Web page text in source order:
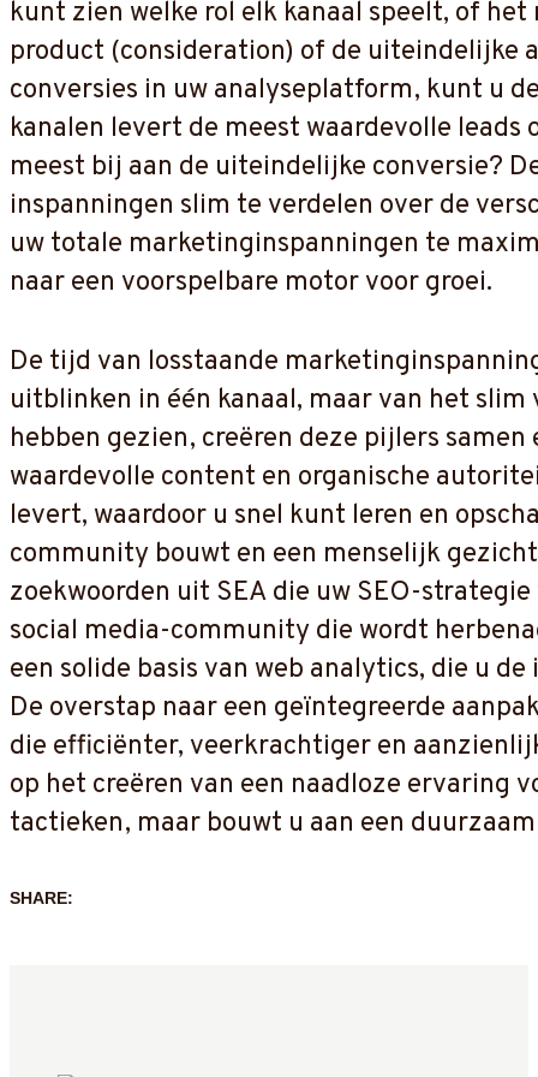
kunt zien welke rol elk kanaal speelt, of
product (consideration) of de uiteindelijke
conversies in uw analyseplatform, kunt u
kanalen levert de meest waardevolle
meest bij aan de uiteindelijke conversie?
inspanningen slim te verdelen over de
uw totale marketinginspanningen te
naar een voorspelbare motor voor groei.
De tijd van losstaande
uitblinken in één kanaal, maar van het slim
hebben gezien, creëren deze pijlers
waardevolle content en organische
levert, waardoor u snel kunt leren en
community bouwt en een menselijk
zoekwoorden uit SEA die uw SEO-
social media-community die wordt
een solide basis van web analytics, die u
De overstap naar een geïntegreerde
die efficiënter, veerkrachtiger en
op het creëren van een naadloze ervaring
tactieken, maar bouwt u aan een
SHARE: